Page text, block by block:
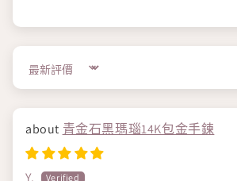
Sort by
青金石黑瑪瑙14K包金手鍊
Y.